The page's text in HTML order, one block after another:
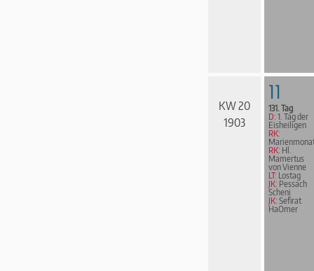
KW 20
1903
11
131. Tag
D: 1. Tag der
Eisheiligen
RK:
RK: Hl.
Mamertus
von Vienne
LT: Lostag
JK: Pessach
Scheni
JK: Sefirat
HaOmer